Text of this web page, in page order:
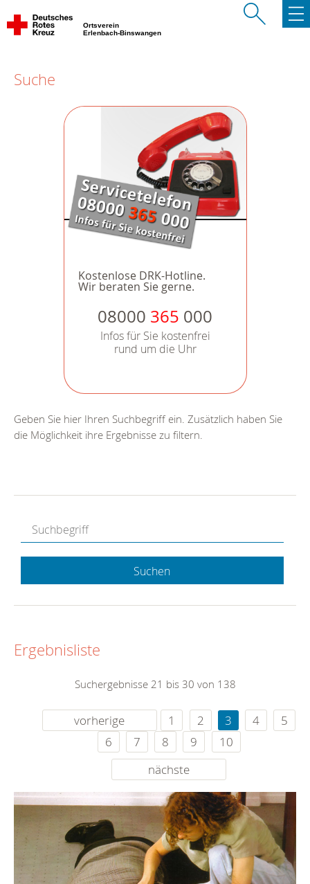
Ortsverein
Erlenbach-Binswangen
Suche
Kostenlose DRK-Hotline.
Wir beraten Sie gerne.
08000 365 000
Infos für Sie kostenfrei
rund um die Uhr
Geben Sie hier Ihren Suchbegriff ein. Zusätzlich haben Sie
die Möglichkeit ihre Ergebnisse zu filtern.
Suchen
Ergebnisliste
Suchergebnisse 21 bis 30 von 138
vorherige 1 2 3 4
5
6
7 8 9
10
nächste